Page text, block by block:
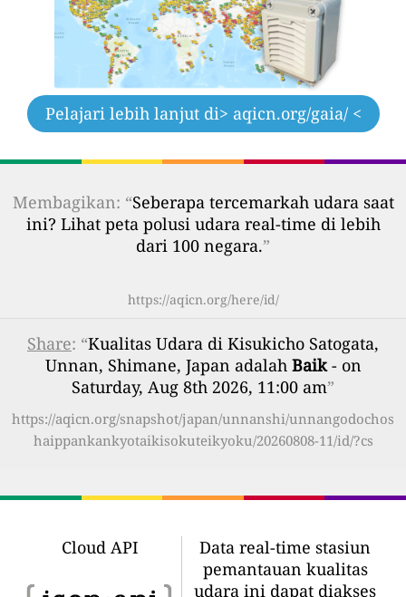
Pelajari lebih lanjut di> aqicn.org/gaia/ <
Membagikan: “Seberapa tercemarkah udara saat
ini? Lihat peta polusi udara real-time di lebih
dari 100 negara.”
https://aqicn.org/here/id/
Share: “Kualitas Udara di Kisukicho Satogata,
Unnan, Shimane, Japan adalah Baik- on
Saturday, Aug 8th 2026, 11:00 am”
https://aqicn.org/snapshot/japan/unnanshi/unnangodochos
haippankankyotaikisokuteikyoku/20260808-11/id/?cs
Cloud API
Data real-time stasiun
pemantauan kualitas
udara ini dapat diakses